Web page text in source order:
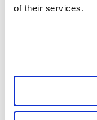
of their services.
De
een
Wie
werkende
aan grote